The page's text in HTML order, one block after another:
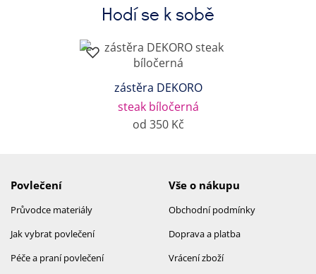
Hodí se k sobě
zástěra DEKORO
steak bíločerná
od 350 Kč
Povlečení
Průvodce materiály
Jak vybrat povlečení
Péče a praní povlečení
Vše o nákupu
Obchodní podmínky
Doprava a platba
Vrácení zboží